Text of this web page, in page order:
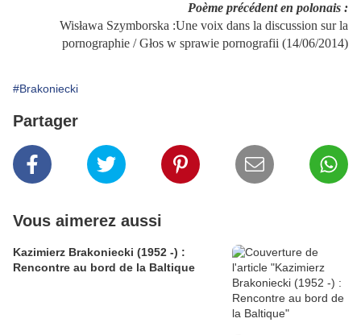
Poème précédent en polonais :
Wisława Szymborska :Une voix dans la discussion sur la
pornographie / Głos w sprawie pornografii (14/06/2014)
#Brakoniecki
Partager
Vous aimerez aussi
Kazimierz Brakoniecki (1952 -) :
Rencontre au bord de la Baltique